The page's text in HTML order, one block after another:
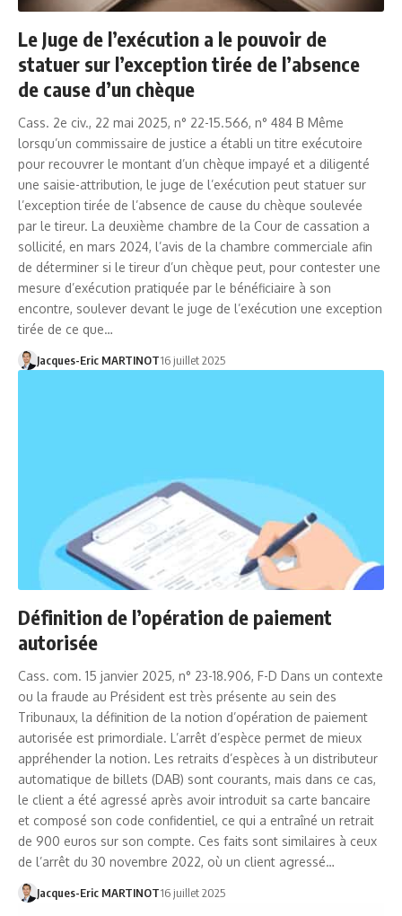
Le Juge de l’exécution a le pouvoir de
statuer sur l’exception tirée de l’absence
de cause d’un chèque
Cass. 2e civ., 22 mai 2025, n° 22-15.566, n° 484 B Même
lorsqu’un commissaire de justice a établi un titre exécutoire
pour recouvrer le montant d’un chèque impayé et a diligenté
une saisie-attribution, le juge de l’exécution peut statuer sur
l’exception tirée de l’absence de cause du chèque soulevée
par le tireur. La deuxième chambre de la Cour de cassation a
sollicité, en mars 2024, l’avis de la chambre commerciale afin
de déterminer si le tireur d’un chèque peut, pour contester une
mesure d’exécution pratiquée par le bénéficiaire à son
encontre, soulever devant le juge de l’exécution une exception
tirée de ce que…
Jacques-Eric MARTINOT16 juillet 2025
Définition de l’opération de paiement
autorisée
Cass. com. 15 janvier 2025, n° 23-18.906, F-D Dans un contexte
ou la fraude au Président est très présente au sein des
Tribunaux, la définition de la notion d’opération de paiement
autorisée est primordiale. L’arrêt d’espèce permet de mieux
appréhender la notion. Les retraits d’espèces à un distributeur
automatique de billets (DAB) sont courants, mais dans ce cas,
le client a été agressé après avoir introduit sa carte bancaire
et composé son code confidentiel, ce qui a entraîné un retrait
de 900 euros sur son compte. Ces faits sont similaires à ceux
de l’arrêt du 30 novembre 2022, où un client agressé…
Jacques-Eric MARTINOT16 juillet 2025